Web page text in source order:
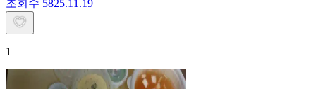
조회수 5825.11.19
1